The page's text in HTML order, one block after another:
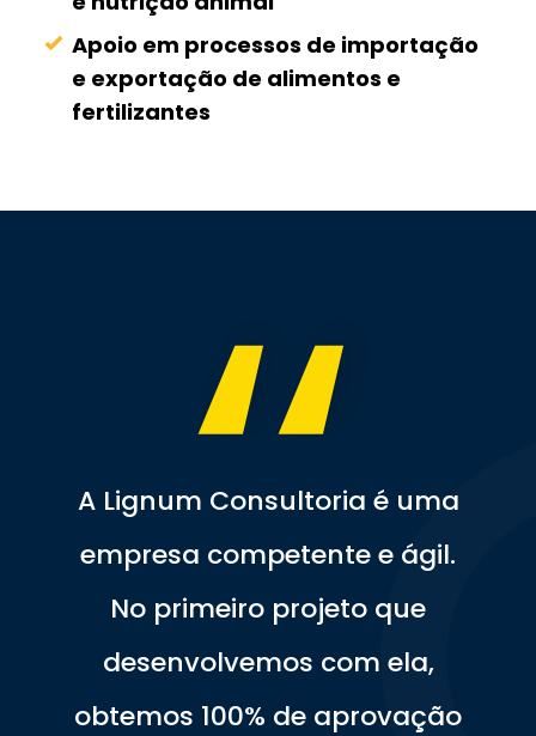
Apoio em processos de importação
e exportação de alimentos e
fertilizantes
,,
A Lignum Consultoria é uma
empresa competente e ágil.
No primeiro projeto que
desenvolvemos com ela,
obtemos 100% de aprovação